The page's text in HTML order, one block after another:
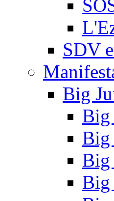
SDV
Big
Big
Big
Big
Big